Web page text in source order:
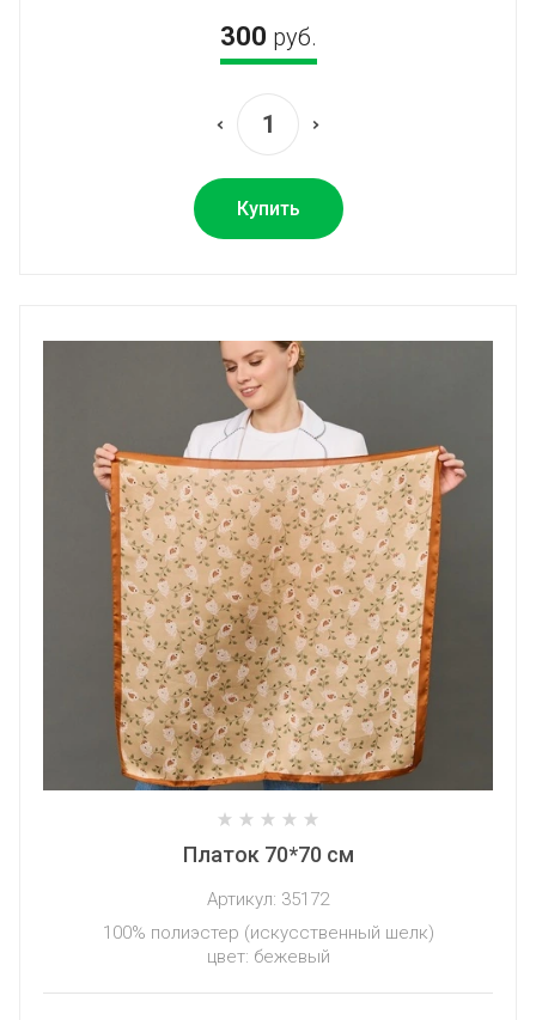
300 руб.
Купить
Платок 70*70 см
Артикул: 35172
100% полиэстер (искусственный шелк)
цвет: бежевый